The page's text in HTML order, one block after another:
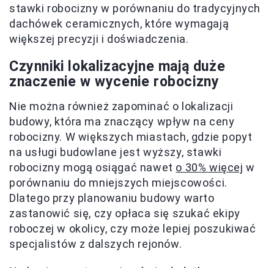
stawki robocizny w porównaniu do tradycyjnych
dachówek ceramicznych, które wymagają
większej precyzji i doświadczenia.
Czynniki lokalizacyjne mają duże
znaczenie w wycenie robocizny
Nie można również zapominać o lokalizacji
budowy, która ma znaczący wpływ na ceny
robocizny. W większych miastach, gdzie popyt
na usługi budowlane jest wyższy, stawki
robocizny mogą osiągać nawet o 30% więcej w
porównaniu do mniejszych miejscowości.
Dlatego przy planowaniu budowy warto
zastanowić się, czy opłaca się szukać ekipy
roboczej w okolicy, czy może lepiej poszukiwać
specjalistów z dalszych rejonów.